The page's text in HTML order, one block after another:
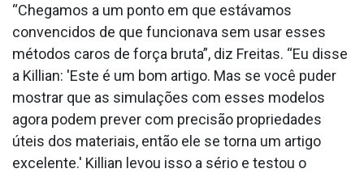
“Chegamos a um ponto em que estávamos
convencidos de que funcionava sem usar esses
métodos caros de força bruta”, diz Freitas. “Eu disse
a Killian: 'Este é um bom artigo. Mas se você puder
mostrar que as simulações com esses modelos
agora podem prever com precisão propriedades
úteis dos materiais, então ele se torna um artigo
excelente.' Killian levou isso a sério e testou o